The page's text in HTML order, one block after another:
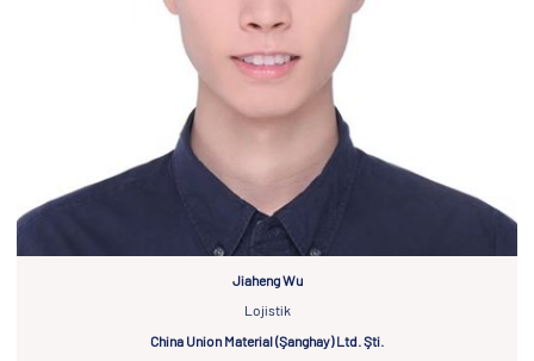
Jiaheng Wu
Lojistik
China Union Material (Şanghay) Ltd. Şti.